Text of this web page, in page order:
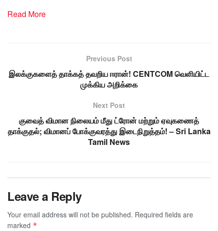
Read More
Previous Post
இலக்குகளைத் தாக்கத் தவறிய ஈரான்! CENTCOM வெளியிட்ட
முக்கிய அறிக்கை
Next Post
குவைத் விமான நிலையம் மீது ட்ரோன் மற்றும் ஏவுகணைத்
தாக்குதல்; விமானப் போக்குவரத்து இடைநிறுத்தம்! – Sri Lanka
Tamil News
Leave a Reply
Your email address will not be published. Required fields are
marked *